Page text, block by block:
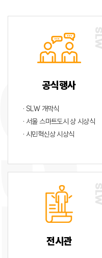
공식행사
· SLW 개막식
· 서울 스마트도시 상 시상식
· 시민혁신상 시상식
전시관